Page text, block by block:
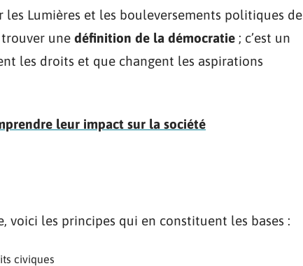
les Lumières et les bouleversements politiques de
trouver une définition de la démocratie ; c’est un
les droits et que changent les aspirations
leur impact sur la société
voici les principes qui en constituent les bases :
civiques